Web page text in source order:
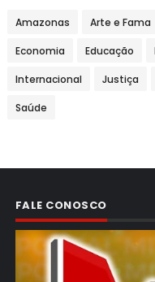
Amazonas Arte e Fama
Economia Educação
Internacional Justiça
Saúde
FALE CONOSCO